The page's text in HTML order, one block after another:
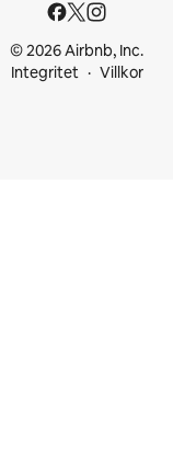
© 2026 Airbnb, Inc.
Integritet
Villkor